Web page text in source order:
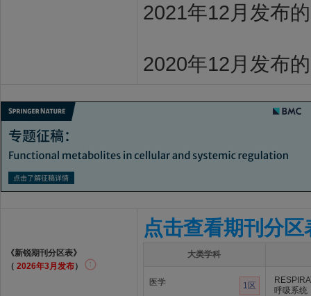
2021年12月发布
2020年12月发布
《新锐期刊分区表》
（ 2026年3月发布）
点击查看期刊分区
大类学科
医学 1区
呼吸系统